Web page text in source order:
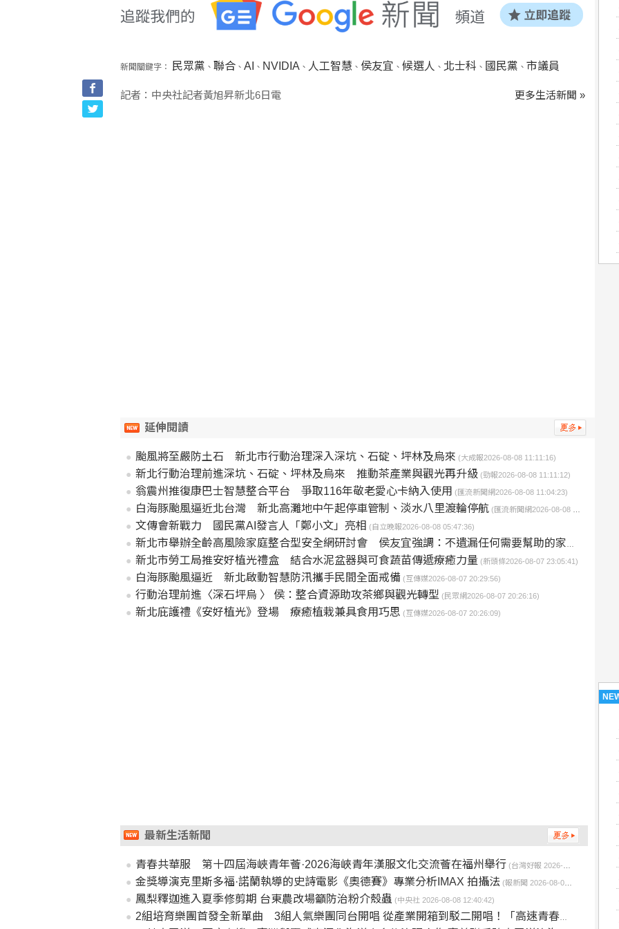
新聞關鍵字： 民眾黨 、 聯合、 AI 、 NVIDIA、 人工智慧 、 侯友宜 、 候選人 、 北士科 、 國民黨 、 市議員
記者：中央社記者黃旭昇新北6日電 更多生活新聞 »
延伸閱讀
颱風將至嚴防土石 新北市行動治理深入深坑、石碇、坪林及烏來 (大成報2026-08-08 11:11:16)
新北行動治理前進深坑、石碇、坪林及烏來 推動茶產業與觀光再升級 (勁報2026-08-08 11:11:12)
翁震州推復康巴士智慧整合平台 爭取116年敬老愛心卡納入使用 (匯流新聞網2026-08-08 11:04:23)
白海豚颱風逼近北台灣 新北高灘地中午起停車管制、淡水八里渡輪停航 (匯流新聞網2026-08-08 10:58:34)
文傳會新戰力 國民黨AI發言人「鄭小文」亮相 (自立晚報2026-08-08 05:47:36)
新北市舉辦全齡高風險家庭整合型安全網研討會 侯友宜強調：不遺漏任何需要幫助的家庭
新北市勞工局推安好植光禮盒 結合水泥盆器與可食蔬苗傳遞療癒力量 (新頭條2026-08-07 23:05:41)
白海豚颱風逼近 新北啟動智慧防汛攜手民間全面戒備 (互傳媒2026-08-07 20:29:56)
行動治理前進〈深石坪烏 〉 侯：整合資源助攻茶鄉與觀光轉型 (民眾網2026-08-07 20:26:16)
新北庇護禮《安好植光》登場 療癒植栽兼具食用巧思 (互傳媒2026-08-07 20:26:09)
最新生活新聞
青春共華服 第十四屆海峽青年薈·2026海峽青年漢服文化交流薈在福州舉行 (台灣好報 2026-08-08 12:56:25)
金獎導演克里斯多福·諾蘭執導的史詩電影《奧德賽》專業分析IMAX 拍攝法 (報新聞 2026-08-08 12:49:45)
鳳梨釋迦進入夏季修剪期 台東農改場籲防治粉介殼蟲 (中央社 2026-08-08 12:40:42)
2組培育樂團首發全新單曲 3組人氣樂團同台開唱 從產業開箱到駁二開唱！「高速青春」音樂展演8/23免費登場